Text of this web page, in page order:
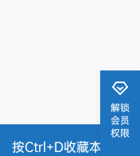
解锁
会员
权限
按Ctrl+D收藏本站